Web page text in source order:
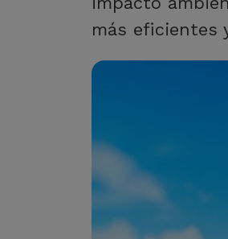
más eficientes